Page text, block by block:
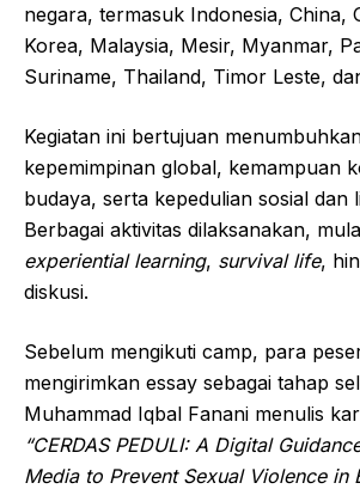
negara, termasuk Indonesia, China,
Korea, Malaysia, Mesir, Myanmar,
Suriname, Thailand, Timor Leste,
Kegiatan ini bertujuan
kepemimpinan global, kemampuan
budaya, serta kepedulian sosial dan
Berbagai aktivitas dilaksanakan,
experiential learning, survival life,
diskusi.
Sebelum mengikuti camp, para
mengirimkan essay sebagai tahap
Muhammad Iqbal Fanani menulis
“CERDAS PEDULI: A Digital
Media to Prevent Sexual Violence in